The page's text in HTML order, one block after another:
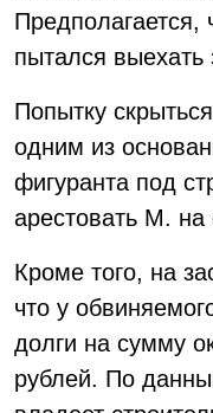
Предполагается,
пытался выехать
Попытку
одним из
фигуранта под
арестовать М.
Кроме того, на
что у
долги на сумму
рублей. По